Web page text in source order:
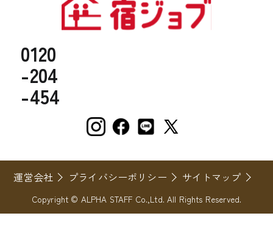
0120
-204
-454
運営会社 プライバシーポリシー サイトマップ
Copyright © ALPHA STAFF Co.,Ltd. All Rights Reserved.